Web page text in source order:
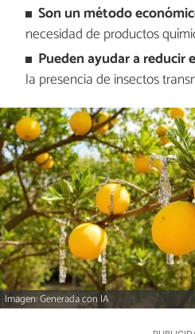
Son un método
necesidad de productos
Pueden ayudar a reducir
la presencia de insectos
Imagen: Generada con IA